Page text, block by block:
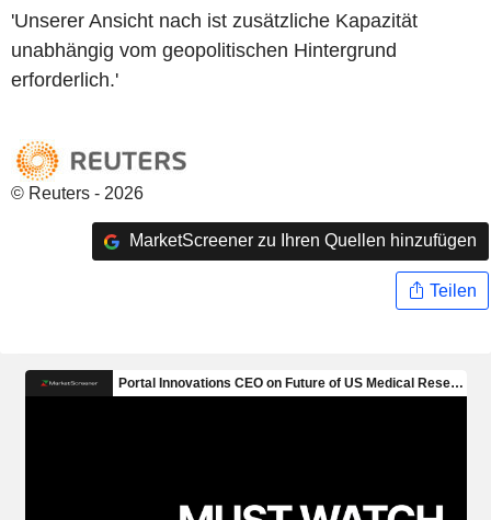
'Unserer Ansicht nach ist zusätzliche Kapazität
unabhängig vom geopolitischen Hintergrund
erforderlich.'
© Reuters - 2026
MarketScreener zu Ihren Quellen hinzufügen
Teilen